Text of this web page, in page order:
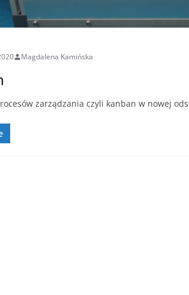
Magdalena Kamińska
zarządzania czyli kanban w nowej